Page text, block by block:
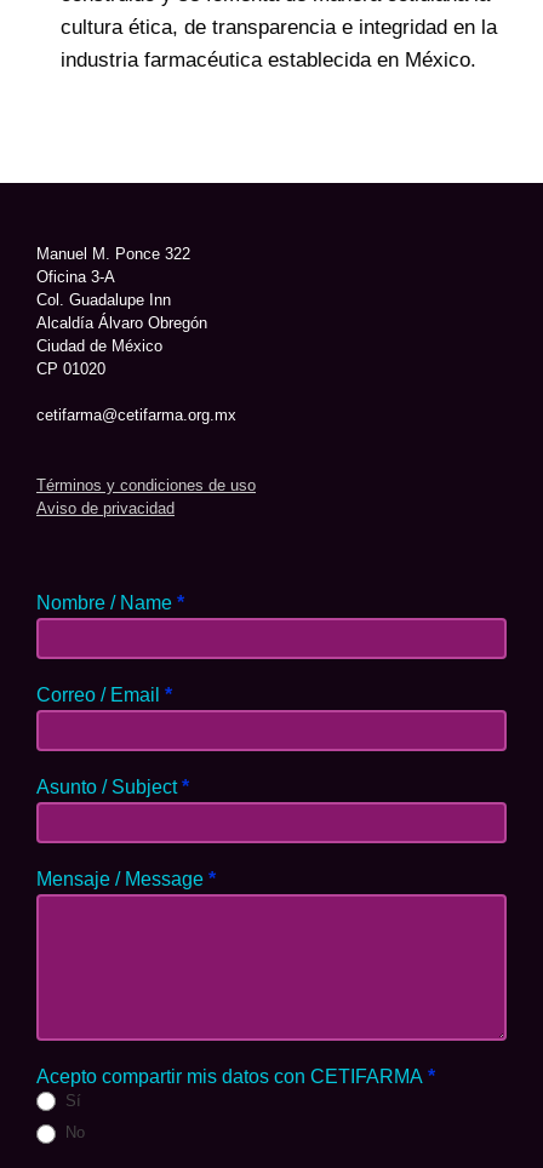
cultura ética, de transparencia e integridad en la
industria farmacéutica establecida en México.
Manuel M. Ponce 322
Oficina 3-A
Col. Guadalupe Inn
Alcaldía Álvaro Obregón
Ciudad de México
CP 01020
cetifarma@cetifarma.org.mx
Términos y condiciones de uso
Aviso de privacidad
Nombre / Name *
Correo / Email *
Asunto / Subject*
Mensaje / Message *
Acepto compartir mis datos con CETIFARMA *
Sí
No